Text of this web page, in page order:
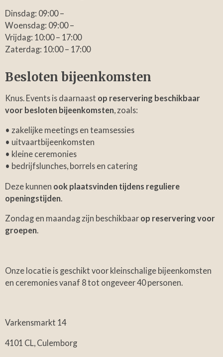
Dinsdag: 09:00 –
Woensdag: 09:00 –
Vrijdag: 10:00 – 17:00
Zaterdag: 10:00 – 17:00
Besloten bijeenkomsten
Knus. Events is daarnaast op reservering beschikbaar
voor besloten bijeenkomsten, zoals:
• zakelijke meetings en teamsessies
• uitvaartbijeenkomsten
• kleine ceremonies
• bedrijfslunches, borrels en catering
Deze kunnen ook plaatsvinden tijdens reguliere
openingstijden
Zondag en maandag zijn beschikbaar op reservering voor
groepen.
Onze locatie is geschikt voor kleinschalige bijeenkomsten
en ceremonies vanaf 8 tot ongeveer 40 personen.
Varkensmarkt 14
4101 CL, Culemborg